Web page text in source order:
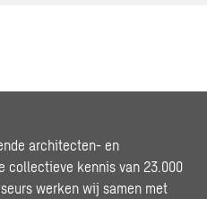
architecten- en
collectieve kennis van 23.000
werken wij samen met